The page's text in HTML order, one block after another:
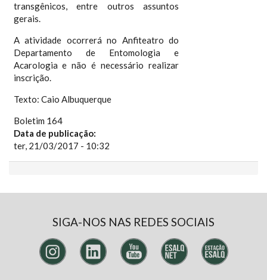
transgênicos, entre outros assuntos
gerais.
A atividade ocorrerá no Anfiteatro do
Departamento de Entomologia e
Acarologia e não é necessário realizar
inscrição.
Texto: Caio Albuquerque
Boletim 164
Data de publicação:
ter, 21/03/2017 - 10:32
SIGA-NOS NAS REDES SOCIAIS